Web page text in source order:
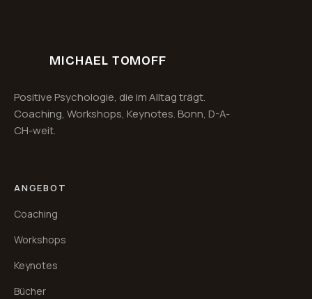
MICHAEL TOMOFF
Positive Psychologie, die im Alltag trägt.
Coaching, Workshops, Keynotes. Bonn, D-A-
CH-weit.
ANGEBOT
Coaching
Workshops
Keynotes
Bücher